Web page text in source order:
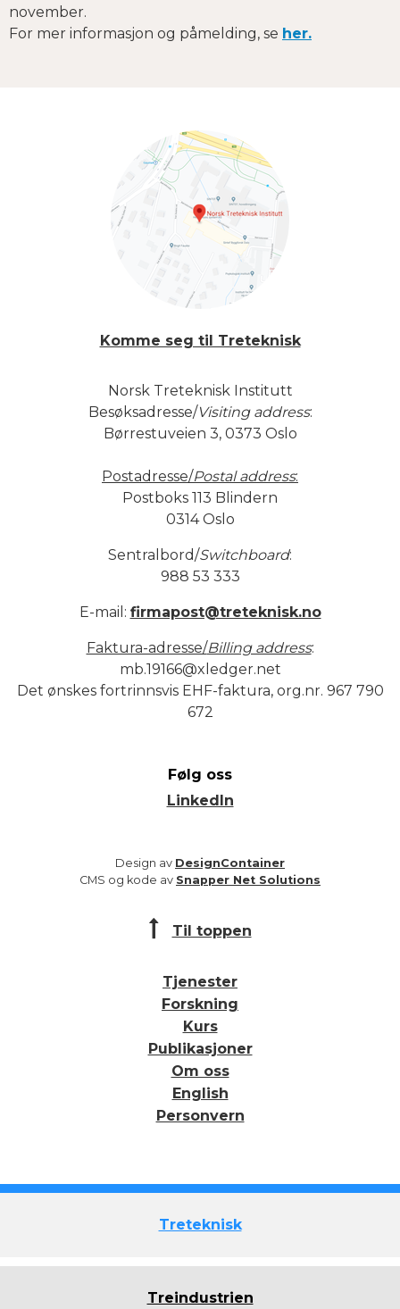
november.
For mer informasjon og påmelding, se her.
Komme seg til Treteknisk
Norsk Treteknisk Institutt
Besøksadresse/Visiting address:
Børrestuveien 3, 0373 Oslo
Postadresse/Postal address:
Postboks 113 Blindern
0314 Oslo
Sentralbord/Switchboard:
988 53 333
E-mail: firmapost@treteknisk.no
Faktura-adresse/Billing address:
mb.19166@xledger.net
Det ønskes fortrinnsvis EHF-faktura, org.nr. 967 790
672
Følg oss
LinkedIn
Design av DesignContainer
CMS og kode av Snapper Net Solutions
Til toppen
Tjenester
Forskning
Kurs
Publikasjoner
Om oss
English
Personvern
Treteknisk
Treindustrien